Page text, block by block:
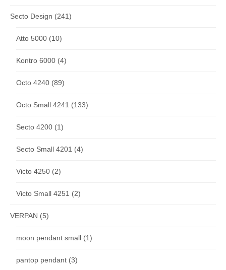
Secto Design (241)
Atto 5000 (10)
Kontro 6000 (4)
Octo 4240 (89)
Octo Small 4241 (133)
Secto 4200 (1)
Secto Small 4201 (4)
Victo 4250 (2)
Victo Small 4251 (2)
VERPAN (5)
moon pendant small (1)
pantop pendant (3)